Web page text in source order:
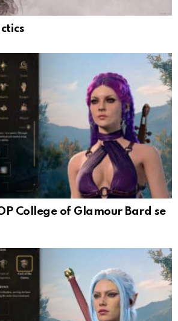
College of Glamour Bard se